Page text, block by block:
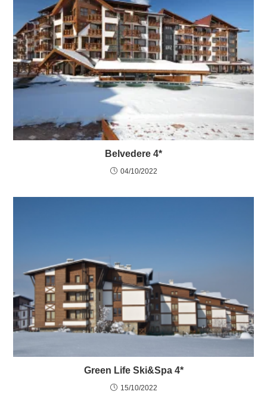
Belvedere 4*
04/10/2022
Green Life Ski&Spa 4*
15/10/2022